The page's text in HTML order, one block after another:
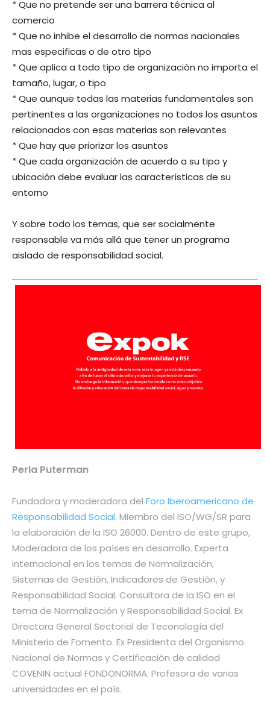
* Que no pretende ser una barrera técnica al
comercio
* Que no inhibe el desarrollo de normas nacionales
mas especificas o de otro tipo
* Que aplica a todo tipo de organización no importa el
tamaño, lugar, o tipo
* Que aunque todas las materias fundamentales son
pertinentes a las organizaciones no todos los asuntos
relacionados con esas materias son relevantes
* Que hay que priorizar los asuntos
* Que cada organización de acuerdo a su tipo y
ubicación debe evaluar las características de su
entorno
Y sobre todo los temas, que ser socialmente
responsable va más allá que tener un programa
aislado de responsabilidad social.
Perla Puterman
Fundadora y moderadora del Foro Iberoamericano de
Responsabilidad Social. Miembro del ISO/WG/SR para
la elaboración de la ISO 26000. Dentro de este grupo,
Moderadora de los países en desarrollo. Experta
internacional en los temas de Normalización,
Sistemas de Gestión, Indicadores de Gestión, y
Responsabilidad Social. Consultora de la ISO en el
tema de Normalización y Responsabilidad Social. Ex
Directora General Sectorial de Teconología del
Ministerio de Fomento. Ex Presidenta del Organismo
Nacional de Normas y Certificación de calidad
COVENIN actual FONDONORMA. Profesora de varias
universidades en el país.